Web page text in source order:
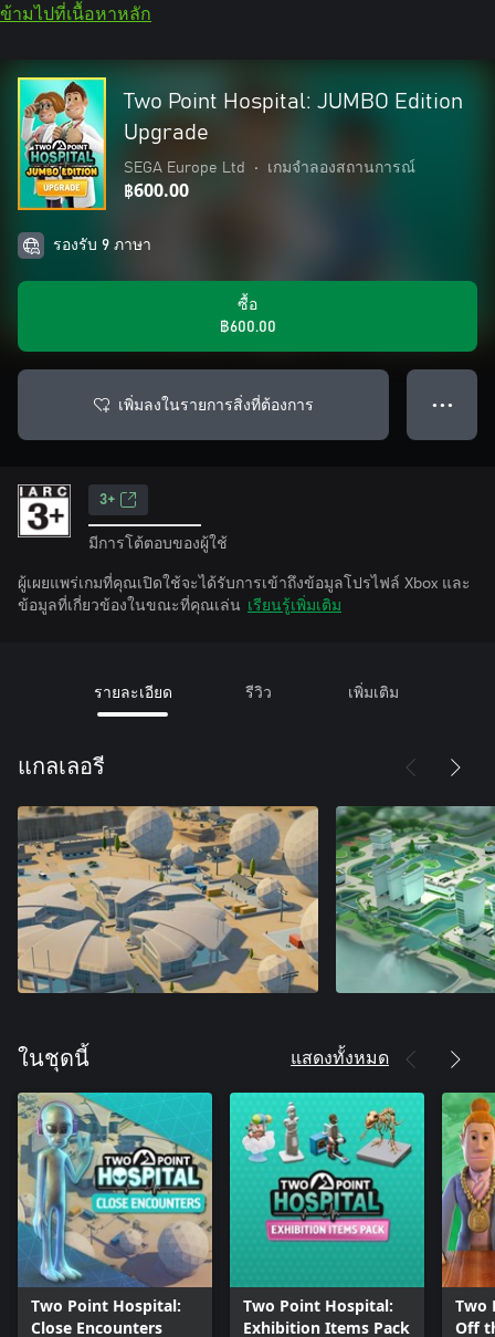
ข้ามไปที่เนื้อหาหลัก
Two Point Hospital: JUMBO Edition
Upgrade
SEGA Europe Ltd • เกมจำลองสถานการณ์
฿600.00
รองรับ 9 ภาษา
ซื้อ
฿600.00
เพิ่มลงในรายการสิ่งที่ต้องการ ● ● ●
3+
มีการโต้ตอบของผู้ใช้
ผู้เผยแพร่เกมที่คุณเปิดใช้จะได้รับการเข้าถึงข้อมูลโปรไฟล์ Xbox และ
ข้อมูลที่เกี่ยวข้องในขณะที่คุณเล่น เรียนรู้เพิ่มเติม
รายละเอียด รีวิว เพิ่มเติม
แกลเลอรี
ในชุดนี้ แสดงทั้งหมด
Two Point Hospital:
Close Encounters
Two Point Hospital:
Exhibition Items Pack
Two
Off